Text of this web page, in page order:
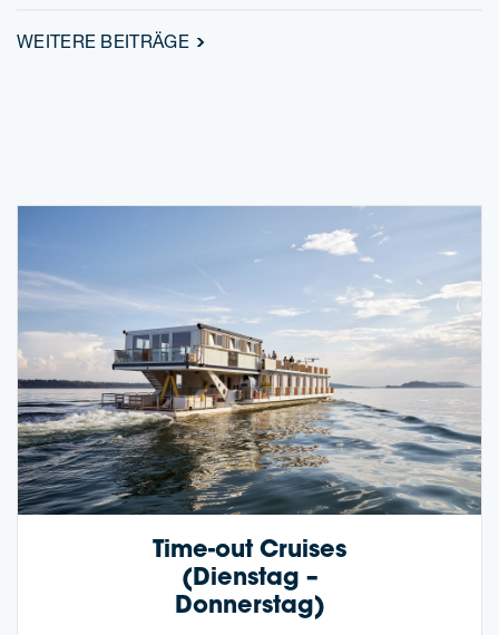
WEI­TE­RE BEITRÄGE
Time-out Crui­ses
(Diens­tag –
Donnerstag)